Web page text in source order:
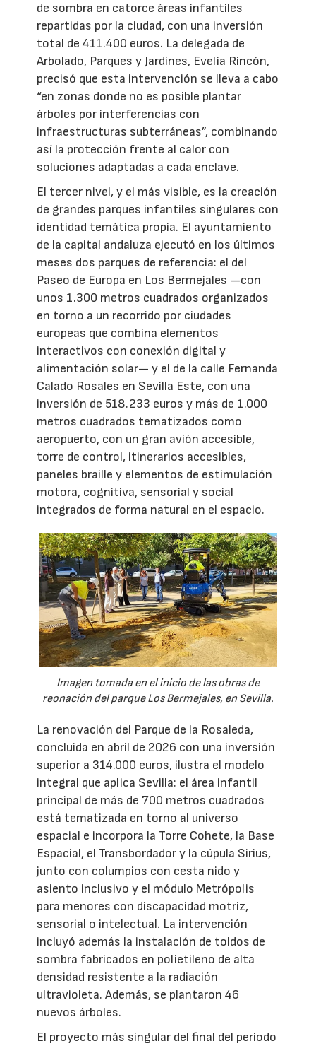
de sombra en catorce áreas infantiles
repartidas por la ciudad, con una inversión
total de 411.400 euros. La delegada de
Arbolado, Parques y Jardines, Evelia Rincón,
precisó que esta intervención se lleva a cabo
“en zonas donde no es posible plantar
árboles por interferencias con
infraestructuras subterráneas”, combinando
así la protección frente al calor con
soluciones adaptadas a cada enclave.
El tercer nivel, y el más visible, es la creación
de grandes parques infantiles singulares con
identidad temática propia. El ayuntamiento
de la capital andaluza ejecutó en los últimos
meses dos parques de referencia: el del
Paseo de Europa en Los Bermejales —con
unos 1.300 metros cuadrados organizados
en torno a un recorrido por ciudades
europeas que combina elementos
interactivos con conexión digital y
alimentación solar— y el de la calle Fernanda
Calado Rosales en Sevilla Este, con una
inversión de 518.233 euros y más de 1.000
metros cuadrados tematizados como
aeropuerto, con un gran avión accesible,
torre de control, itinerarios accesibles,
paneles braille y elementos de estimulación
motora, cognitiva, sensorial y social
integrados de forma natural en el espacio.
Imagen tomada en el inicio de las obras de
reonación del parque Los Bermejales, en Sevilla.
La renovación del Parque de la Rosaleda,
concluida en abril de 2026 con una inversión
superior a 314.000 euros, ilustra el modelo
integral que aplica Sevilla: el área infantil
principal de más de 700 metros cuadrados
está tematizada en torno al universo
espacial e incorpora la Torre Cohete, la Base
Espacial, el Transbordador y la cúpula Sirius,
junto con columpios con cesta nido y
asiento inclusivo y el módulo Metrópolis
para menores con discapacidad motriz,
sensorial o intelectual. La intervención
incluyó además la instalación de toldos de
sombra fabricados en polietileno de alta
densidad resistente a la radiación
ultravioleta. Además, se plantaron 46
nuevos árboles.
El proyecto más singular del final del periodo